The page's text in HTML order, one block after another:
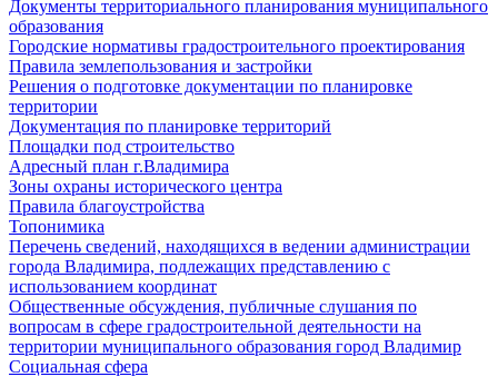
Документы территориального планирования муниципального
образования
Городские нормативы градостроительного проектирования
Правила землепользования и застройки
Решения о подготовке документации по планировке
территории
Документация по планировке территорий
Площадки под строительство
Адресный план г.Владимира
Зоны охраны исторического центра
Правила благоустройства
Топонимика
Перечень сведений, находящихся в ведении администрации
города Владимира, подлежащих представлению с
использованием координат
Общественные обсуждения, публичные слушания по
вопросам в сфере градостроительной деятельности на
территории муниципального образования город Владимир
Социальная сфера